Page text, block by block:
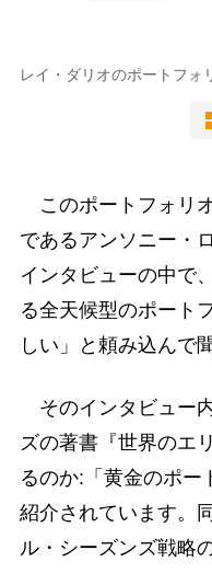
レイ・ダリオのポートフォ
このポートフォリ
であるアンソニー・
インタビューの中で
る全天候型のポート
しい」と頼み込んで
そのインタビュー
ズの著書『世界のエ
るのか:「黄金のポー
紹介されています。
ル・シーズンズ戦略